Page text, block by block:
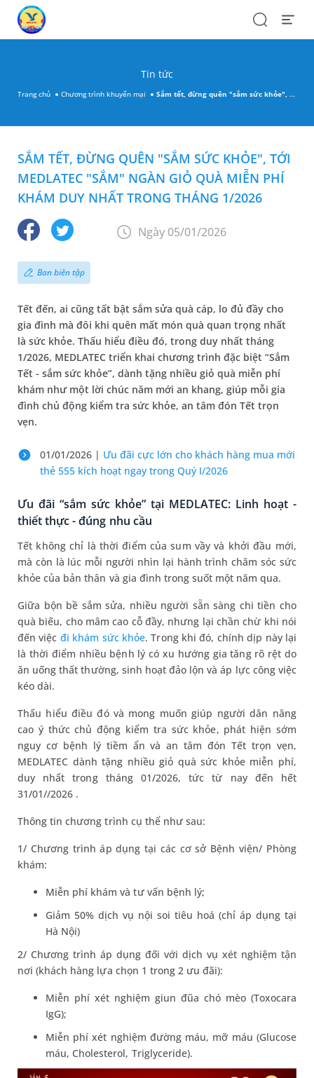
SearchOpen
Tin tức
Trang chủ Chương trình khuyến mại Sắm tết, đừng quên "sắm sức khỏe", tới MEDLATEC "sắm" ngàn giỏ quà miễn phí khám duy nhất trong tháng 1/2026
SẮM TẾT, ĐỪNG QUÊN "SẮM SỨC KHỎE", TỚI
MEDLATEC "SẮM" NGÀN GIỎ QUÀ MIỄN PHÍ
KHÁM DUY NHẤT TRONG THÁNG 1/2026
Ngày 05/01/2026
Ban biên tập
Tết đến, ai cũng tất bật sắm sửa quà cáp, lo đủ đầy cho
gia đình mà đôi khi quên mất món quà quan trọng nhất
là sức khỏe. Thấu hiểu điều đó, trong duy nhất tháng
1/2026, MEDLATEC triển khai chương trình đặc biệt “Sắm
Tết - sắm sức khỏe”, dành tặng nhiều giỏ quà miễn phí
khám như một lời chúc năm mới an khang, giúp mỗi gia
đình chủ động kiểm tra sức khỏe, an tâm đón Tết trọn
vẹn.
01/01/2026 | Ưu đãi cực lớn cho khách hàng mua mới
thẻ 555 kích hoạt ngay trong Quý I/2026
Ưu đãi “sắm sức khỏe” tại MEDLATEC: Linh hoạt -
thiết thực - đúng nhu cầu
Tết không chỉ là thời điểm của sum vầy và khởi đầu mới,
mà còn là lúc mỗi người nhìn lại hành trình chăm sóc sức
khỏe của bản thân và gia đình trong suốt một năm qua.
Giữa bộn bề sắm sửa, nhiều người sẵn sàng chi tiền cho
quà biếu, cho mâm cao cỗ đầy, nhưng lại chần chừ khi nói
đến việc đi khám sức khỏe. Trong khi đó, chính dịp này lại
là thời điểm nhiều bệnh lý có xu hướng gia tăng rõ rệt do
ăn uống thất thường, sinh hoạt đảo lộn và áp lực công việc
kéo dài.
Thấu hiểu điều đó và mong muốn giúp người dân nâng
cao ý thức chủ động kiểm tra sức khỏe, phát hiện sớm
nguy cơ bệnh lý tiềm ẩn và an tâm đón Tết trọn vẹn,
MEDLATEC dành tặng nhiều giỏ quà sức khỏe miễn phí,
duy nhất trong tháng 01/2026, tức từ nay đến hết
31/01//2026 .
Thông tin chương trình cụ thể như sau:
1/ Chương trình áp dụng tại các cơ sở Bệnh viện/ Phòng
khám:
Miễn phí khám và tư vấn bệnh lý;
Giảm 50% dịch vụ nội soi tiêu hoá (chỉ áp dụng tại
Hà Nội)
2/ Chương trình áp dụng đối với dịch vụ xét nghiệm tận
nơi (khách hàng lựa chọn 1 trong 2 ưu đãi):
Miễn phí xét nghiệm giun đũa chó mèo (Toxocara
IgG);
Miễn phí xét nghiệm đường máu, mỡ máu (Glucose
máu, Cholesterol, Triglyceride).